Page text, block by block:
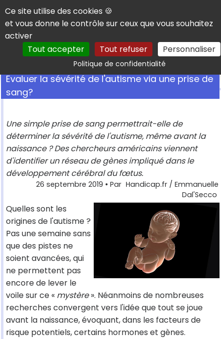
Panneau de gestion des cookies
Ce site utilise des cookies 🍪
et vous donne le contrôle sur ceux que vous souhaitez
activer
Tout accepter
Tout refuser Personnaliser
Politique de confidentialitéRechercher
Evaluer la sévérité de l'autisme via une prise de
sang?
Une simple prise de sang permettrait-elle de
déterminer la sévérité de l'autisme, même avant la
naissance ? Des chercheurs américains viennent
d'identifier un réseau de gènes impliqué dans le
développement cérébral du fœtus.
26 septembre 2019 • Par Handicap.fr / Emmanuelle
Dal'Secco
Quelles sont les
origines de l'autisme ?
Pas une semaine sans
que des pistes ne
soient avancées, qui
ne permettent pas
encore de lever le
voile sur ce « mystère». Néanmoins de nombreuses
recherches convergent vers l'idée que tout se joue
avant la naissance, évoquant, dans les facteurs de
risque potentiels, certains hormones et gènes.